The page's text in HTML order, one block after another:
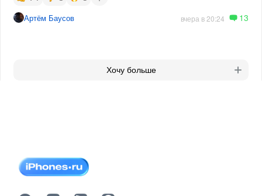
Артём Баусов вчера в 20:24 13
Хочу больше